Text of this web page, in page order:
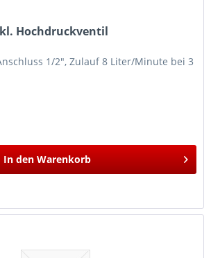
Hochdruckventil
1/2", Zulauf 8 Liter/Minute bei 3
In den Warenkorb